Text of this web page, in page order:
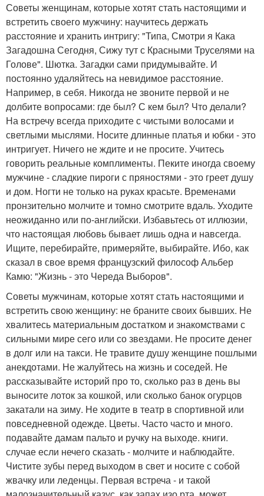
Советы женщинам, которые хотят стать настоящими и
встретить своего мужчину: научитесь держать
расстояние и хранить интригу: "Типа, Смотри я Кака
Загадошна Сегодня, Сижу тут с Красными Труселями на
Голове". Шютка. Загадки сами придумывайте. И
постоянно удаляйтесь на невидимое расстояние.
Например, в себя. Никогда не звоните первой и не
долбите вопросами: где был? С кем был? Что делали?
На встречу всегда приходите с чистыми волосами и
светлыми мыслями. Носите длинные платья и юбки - это
интригует. Ничего не ждите и не просите. Учитесь
говорить реальные комплименты. Пеките иногда своему
мужчине - сладкие пироги с пряностями - это греет душу
и дом. Ногти не только на руках красьте. Временами
пронзительно молчите и томно смотрите вдаль. Уходите
неожиданно или по-английски. Избавьтесь от иллюзии,
что настоящая любовь бывает лишь одна и навсегда.
Ищите, перебирайте, примеряйте, выбирайте. Ибо, как
сказал в свое время французский философ Альбер
Камю: "Жизнь - это Череда Выборов".
Советы мужчинам, которые хотят стать настоящими и
встретить свою женщину: не браните своих бывших. Не
хвалитесь материальным достатком и знакомствами с
сильными мире сего или со звездами. Не просите денег
в долг или на такси. Не травите душу женщине пошлыми
анекдотами. Не жалуйтесь на жизнь и соседей. Не
рассказывайте историй про то, сколько раз в день вы
выносите лоток за кошкой, или сколько банок огурцов
закатали на зиму. Не ходите в театр в спортивной или
повседневной одежде. Цветы. Часто часто и много.
подавайте дамам пальто и ручку на выходе. книги.
случае если нечего сказать - молчите и наблюдайте.
Чистите зубы перед выходом в свет и носите с собой
жвачку или леденцы. Первая встреча - и такой